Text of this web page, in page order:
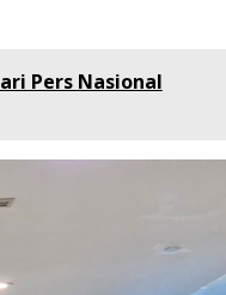
Pers Nasional